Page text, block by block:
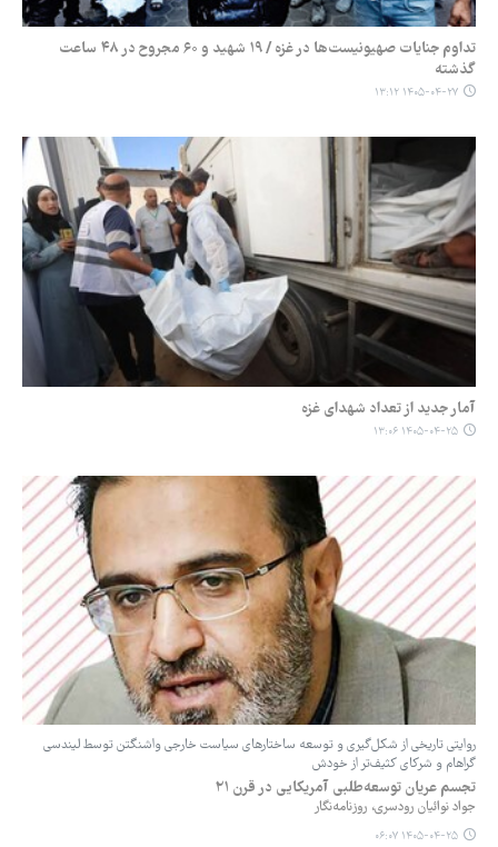
تداوم جنایات صهیونیست‌ها در غزه / ۱۹ شهید و ۶۰ مجروح در ۴۸ ساعت
گذشته
۱۴۰۵-۰۴-۲۷ ۱۳:۱۲
آمار جدید از تعداد شهدای غزه
۱۴۰۵-۰۴-۲۵ ۱۳:۰۶
روایتی تاریخی از شکل‌گیری و توسعه ساختارهای سیاست خارجی واشنگتن توسط لیندسی
گراهام و شرکای کثیف‌تر از خودش
تجسم عریان توسعه‌طلبی آمریکایی در قرن ۲۱
جواد نوائیان رودسری، روزنامه‌نگار
۱۴۰۵-۰۴-۲۵ ۰۶:۰۷